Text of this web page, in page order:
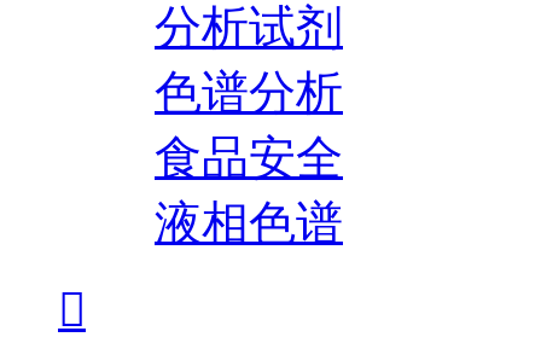
分析试剂
色谱分析
食品安全
液相色谱
